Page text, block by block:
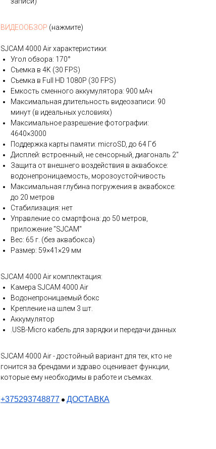
ВИДЕООБЗОР (нажмите)
SJCAM 4000 Air характеристики:
Угол обзора: 170°
Съемка в 4K (30 FPS)
Съемка в Full HD 1080P (30 FPS)
Емкость сменного аккумулятора: 900 мАч
Максимальная длительность видеозаписи: 90
минут (в идеальных условиях)
Максимальное разрешение фотографии:
4640×3000
Поддержка карты памяти: microSD, до 64 Гб
Дисплей: встроенный, не сенсорный, диагональ 2"
Защита от внешнего воздействия в аквабоксе:
водонепроницаемость, морозоустойчивость
Максимальная глубина погружения в аквабоксе:
до 20 метров
Стабилизация: нет
Управление со смартфона: до 50 метров,
приложение "SJCAM"
Вес: 65 г. (без аквабокса)
Размер: 59×41×29 мм
SJCAM 4000 Air комплектация:
Камера SJCAM 4000 Air
Водонепроницаемый бокс
Крепление на шлем 3 шт.
Аккумулятор
.USB-Micro кабель для зарядки и передачи данных
SJCAM 4000 Air - достойный вариант для тех, кто не
гонится за брендами и здраво оценивает функции,
которые ему необходимы в работе и съемках.
+375293748877 ● ДОСТАВКА